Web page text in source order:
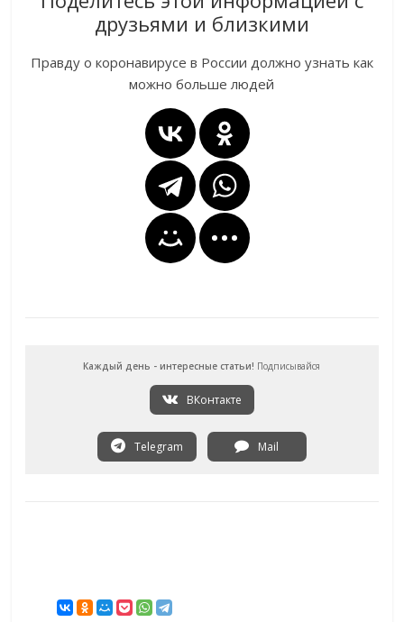
друзьями и близкими
Правду о коронавирусе в России должно узнать как
можно больше людей
Каждый день - интересные статьи! Подписывайся
ВКонтакте
Telegram Mail